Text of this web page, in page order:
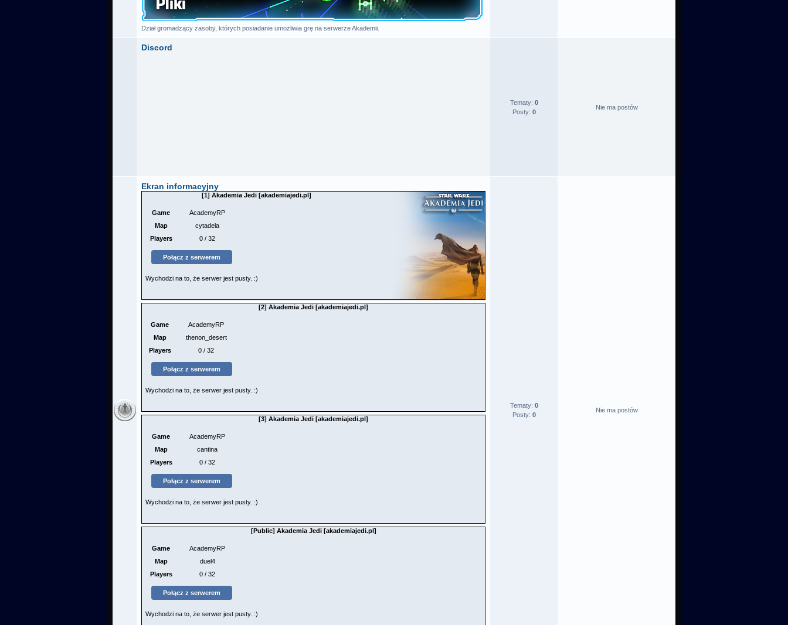
Dział gromadzący zasoby, których posiadanie umożliwia grę na serwerze Akademii.
Discord
Tematy: 0
Posty: 0
Nie ma postów
Ekran informacyjny
Tematy: 0
Posty: 0
Nie ma postów